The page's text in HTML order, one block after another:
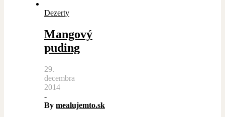
Dezerty
Mangový
puding
29.
decembra
2014
-
By mealujemto.sk